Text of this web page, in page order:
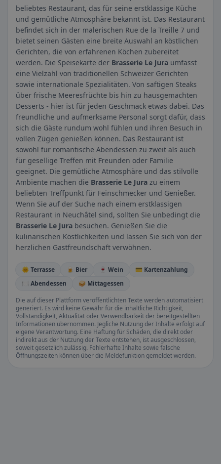
beliebtes Restaurant, das für seine erstklassige Küche
und gemütliche Atmosphäre bekannt ist. Das Restaurant
befindet sich in der malerischen Rue de la Treille 7 und
bietet seinen Gästen eine breite Auswahl an köstlichen
Gerichten, die von erfahrenen Köchen zubereitet
werden. Die Speisekarte der Brasserie Le Jura umfasst
eine Vielzahl von traditionellen Schweizer Gerichten
sowie internationale Spezialitäten. Von saftigen Steaks
über frische Meeresfrüchte bis hin zu hausgemachten
Desserts - hier ist für jeden Geschmack etwas dabei. Das
freundliche und aufmerksame Personal sorgt dafür, dass
sich die Gäste rundum wohl fühlen und ihren Besuch in
vollen Zügen genießen können. Das Restaurant ist
sowohl für romantische Abendessen zu zweit als auch
für gesellige Treffen mit Freunden oder Familie
geeignet. Die gemütliche Atmosphäre und das stilvolle
Ambiente machen die Brasserie Le Jura zu einem
beliebten Treffpunkt für Feinschmecker und Genießer.
Wenn Sie auf der Suche nach einem erstklassigen
Restaurant in Neuchâtel sind, sollten Sie unbedingt die
Brasserie Le Jura besuchen. Genießen Sie die
kulinarischen Köstlichkeiten und lassen Sie sich von der
herzlichen Gastfreundschaft verwöhnen.
🌞 Terrasse 🍺 Bier 🍷 Wein
💳 Kartenzahlung
🍽️ Abendessen
🥪 Mittagessen
Die auf dieser Plattform veröffentlichten Texte werden automatisiert
generiert. Es wird keine Gewähr für die inhaltliche Richtigkeit,
Vollständigkeit, Aktualität oder Verwendbarkeit der bereitgestellten
Informationen übernommen. Jegliche Nutzung der Inhalte erfolgt auf
eigene Verantwortung. Eine Haftung für Schäden, die direkt oder
indirekt aus der Nutzung der Texte entstehen, ist ausgeschlossen,
soweit gesetzlich zulässig. Fehlerhafte Inhalte sowie falsche
Öffnungszeiten können über die Meldefunktion gemeldet werden.